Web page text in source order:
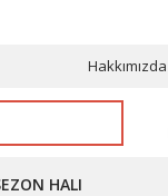
Hakkımızda
HALI